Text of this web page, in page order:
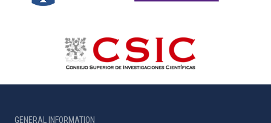
GENERAL INFORMATION